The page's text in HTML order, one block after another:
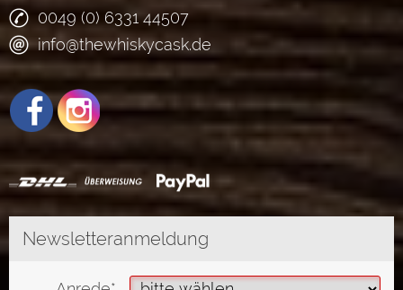
0049 (0) 6331 44507
info@thewhiskycask.de